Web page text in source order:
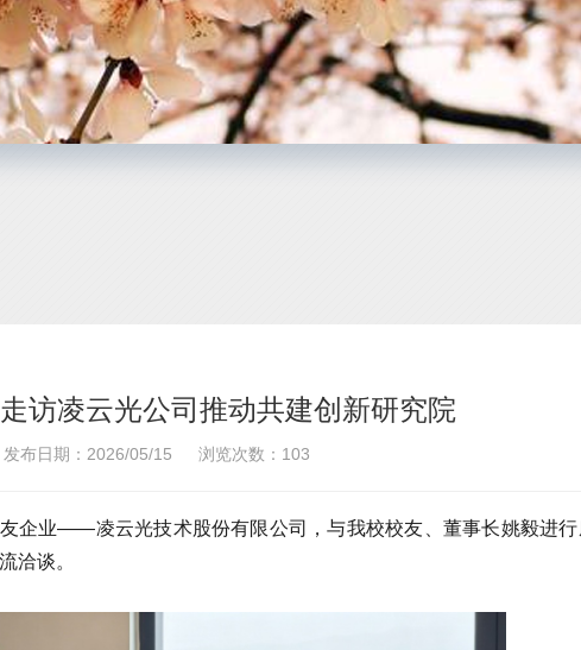
访凌云光公司推动共建创新研究院
发布日期：2026/05/15 浏览次数： 103
企业——凌云光技术股份有限公司，与我校校友、董事长姚毅进
洽谈。